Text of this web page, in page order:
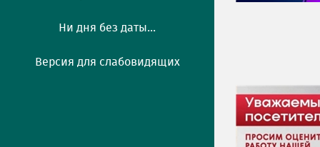
Ни дня без даты...
Версия для слабовидящих